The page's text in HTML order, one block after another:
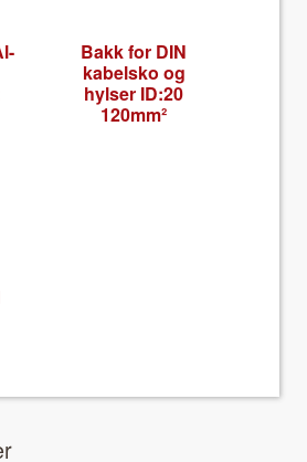
Bakk for DIN
kabel­sko og
hylser ID:20
120mm²